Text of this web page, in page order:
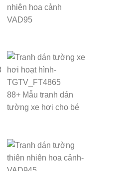
nhiên hoa cảnh
VAD95
88+ Mẫu tranh dán
tường xe hơi cho bé